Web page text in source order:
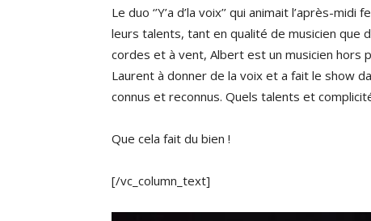
Le duo ‘’Y’a d’la voix’’ qui animait l’après-
leurs talents, tant en qualité de musicien que
cordes et à vent, Albert est un musicien hors
Laurent à donner de la voix et a fait le show
connus et reconnus. Quels talents et
Que cela fait du bien !
[/vc_column_text]